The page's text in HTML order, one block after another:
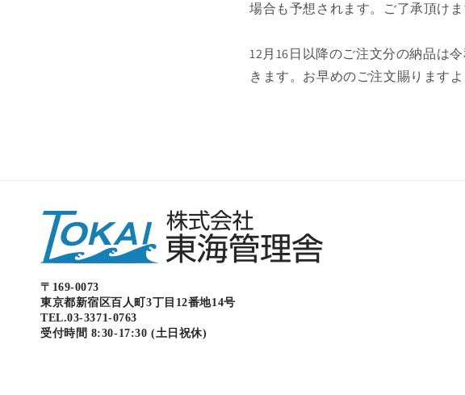
場合も予想されます。ご了承頂け
12月16日以降のご注文分の納品は
きます。お早めのご注文賜ります
〒169-0073
東京都新宿区百人町3丁目12番地14号
TEL.03-3371-0763
受付時間 8:30-17:30 (土日祝休)